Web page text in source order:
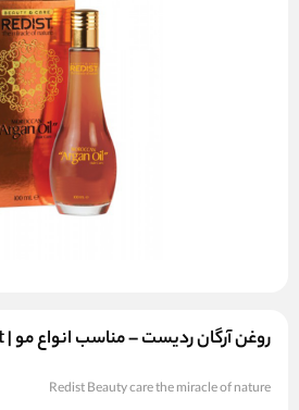
روغن آرگان ردیست – مناسب انواع مو | Redist
Redist Beauty care the miracle of nature